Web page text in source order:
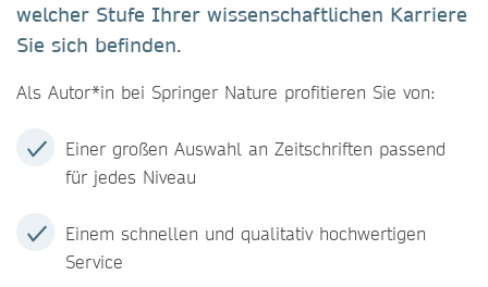
welcher Stufe Ihrer wissenschaftlichen Karriere
Sie sich befinden.
Als Autor*in bei Springer Nature profitieren Sie von:
Einer großen Auswahl an Zeitschriften passend
für jedes Niveau
Einem schnellen und qualitativ hochwertigen
Service